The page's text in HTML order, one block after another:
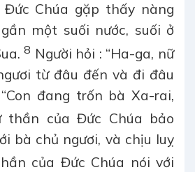
Chúa gặp thấy nàng
một suối nước, suối ở
8 Người hỏi : “Ha-ga, nữ
từ đâu đến và đi đâu
đang trốn bà Xa-rai,
thần của Đức Chúa bảo
bà chủ ngươi, và chịu luỵ
của Đức Chúa nói với